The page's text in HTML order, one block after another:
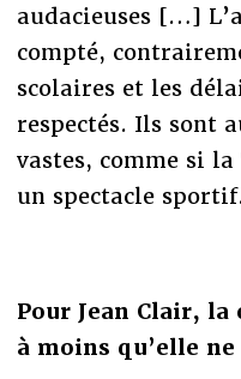
audacieuses […]
compté,
scolaires et les
respectés. Ils sont
vastes, comme si
un spectacle
Pour Jean Clair,
à moins qu’elle